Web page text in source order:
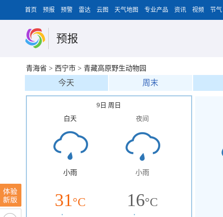
首页 预报 预警 雷达 云图 天气地图 专业产品 资讯 视频 节气
预报
青海省 > 西宁市 > 青藏高原野生动物园
今天 周末
9日 周日
白天
小雨
31°C
夜间
小雨
16°C